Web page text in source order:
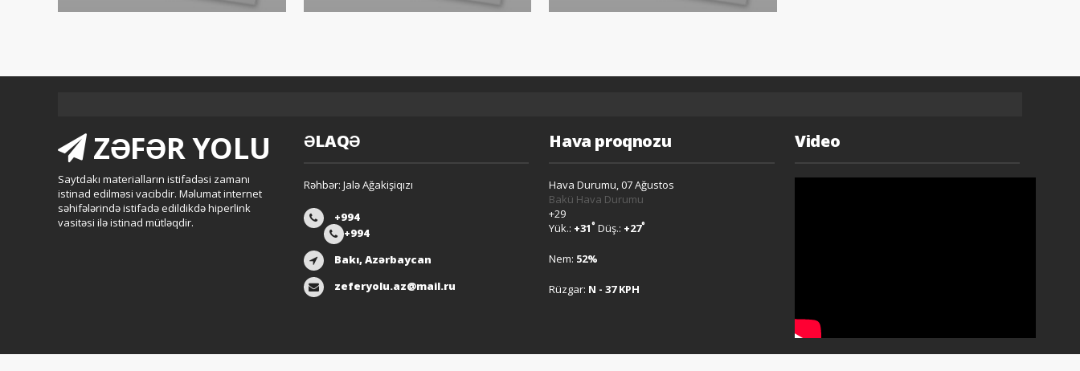
ZƏFƏR YOLU
Saytdakı materialların istifadəsi zamanı
istinad edilməsi vacibdir. Məlumat internet
səhifələrində istifadə edildikdə hiperlink
vasitəsi ilə istinad mütləqdir.
ƏLAQƏ
Rəhbər: Jalə Ağakişiqızı
+994
+994
Bakı, Azərbaycan
zeferyolu.az@mail.ru
Hava proqnozu
Hava Durumu, 07 Ağustos
Bakü Hava Durumu
+29
Yük.: +31° Düş.: +27°
Nem: 52%
Rüzgar: N - 37 KPH
Video